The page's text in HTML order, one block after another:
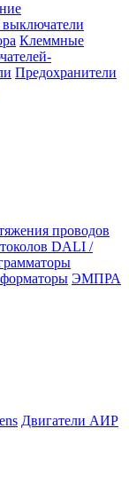
Клеммные
Предохранители
проводов
DALI /
ЭМПРА
Двигатели АИР